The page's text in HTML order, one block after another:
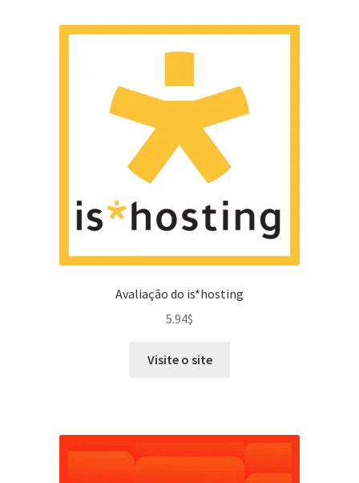
Avaliação do is*hosting
5.94$
Visite o site